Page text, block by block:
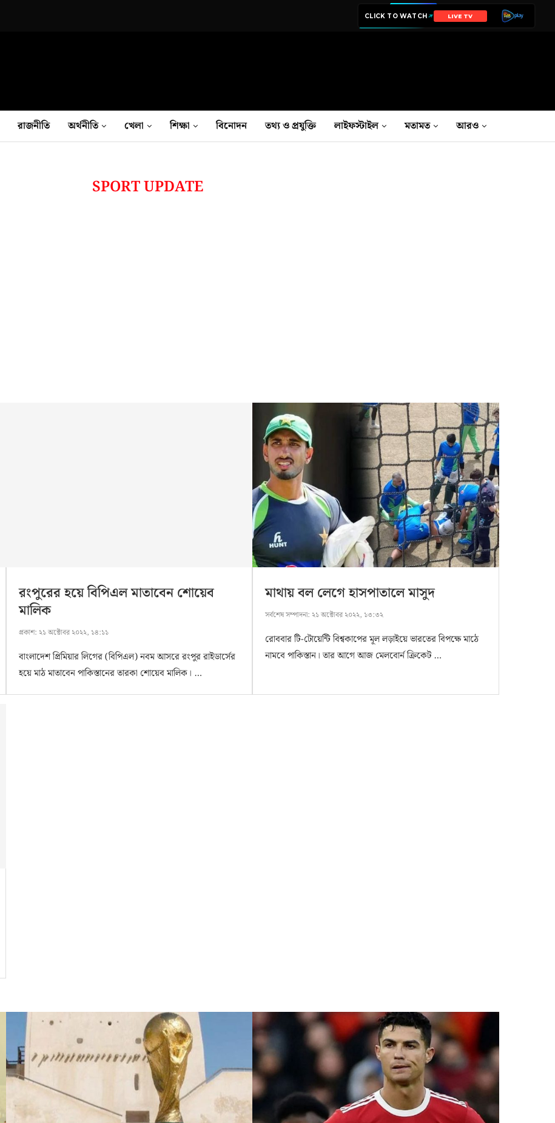
CLICK TO WATCH NEWS
রাজনীতি অর্থনীতি খেলা শিক্ষা বিনোদন তথ‍্য ও প্রযুক্তি লাইফস্টাইল মতামত আরও
SPORT UPDATE
রংপুরের হয়ে বিপিএল মাতাবেন শোয়েব
মালিক
প্রকাশ: ২১ অক্টোবর ২০২২, ১৪:১১
বাংলাদেশ প্রিমিয়ার লিগের (বিপিএল) নবম আসরে রংপুর রাইডার্সের
হয়ে মাঠ মাতাবেন পাকিস্তানের তারকা শোয়েব মালিক। …
মাথায় বল লেগে হাসপাতালে মাসুদ
সর্বশেষ সম্পাদনা: ২১ অক্টোবর ২০২২, ১৩:৩২
রোববার টি-টোয়েন্টি বিশ্বকাপের মূল লড়াইয়ে ভারতের বিপক্ষে মাঠে
নামবে পাকিস্তান। তার আগে আজ মেলবোর্ন ক্রিকেট …